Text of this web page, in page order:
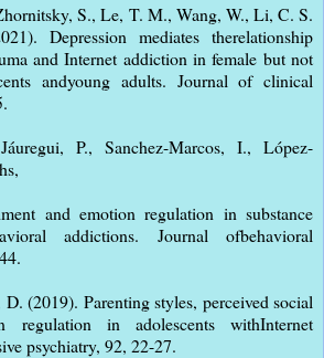
S., Le, T. M., Wang, W., Li, C. S.
Depression mediates therelationship
and Internet addiction in female but not
andyoung adults. Journal of clinical
P., Sanchez-Marcos, I., López-
and emotion regulation in substance
addictions. Journal ofbehavioral
(2019). Parenting styles, perceived social
regulation in adolescents withInternet
psychiatry, 92, 22-27.